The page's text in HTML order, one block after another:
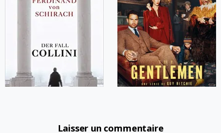
Laisser un commentaire